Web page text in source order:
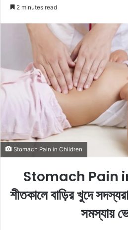
l
o
n
X
e
m
2 minutes read
Stomach Pain in Children
Stomach Pain
শীতকালে বাড়ির খুদে
সমস্যায়